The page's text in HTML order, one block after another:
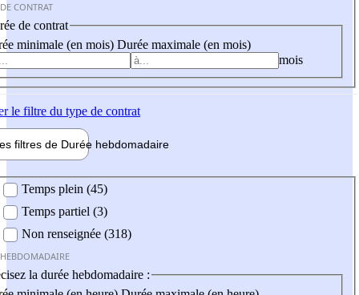
CONTRAT
de contrat
minimale (en mois) Durée maximale (en mois)
mois
le filtre du type de contrat
filtres de Durée hebdomadaire
Temps plein (45)
Temps partiel (3)
Non renseignée (318)
la durée hebdomadaire :